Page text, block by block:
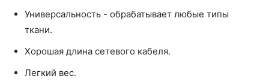
Универсальность - обрабатывает любые типы
ткани.
Хорошая длина сетевого кабеля.
Легкий вес.